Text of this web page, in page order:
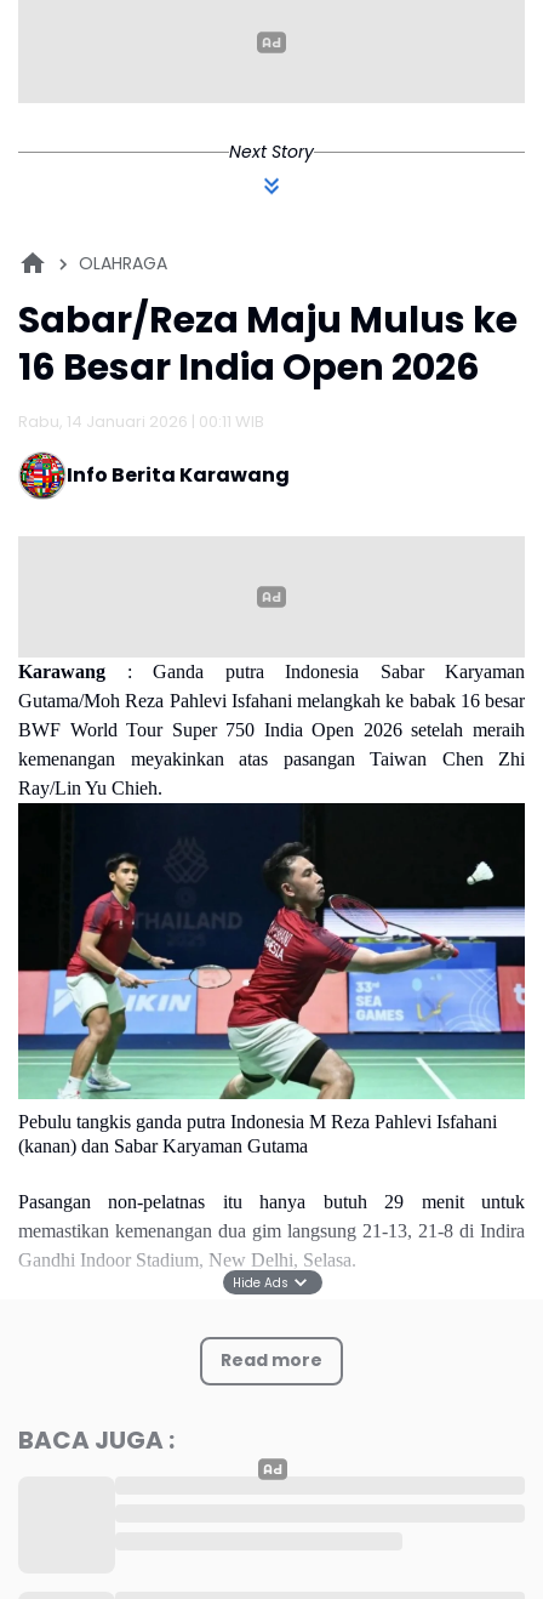
Next Story
OLAHRAGA
Sabar/Reza Maju Mulus ke
16 Besar India Open 2026
Rabu, 14 Januari 2026 | 00:11 WIB
Info Berita Karawang
Read more
Karawang : Ganda putra Indonesia Sabar Karyaman
Gutama/Moh Reza Pahlevi Isfahani melangkah ke babak 16 besar
BWF World Tour Super 750 India Open 2026 setelah meraih
kemenangan meyakinkan atas pasangan Taiwan Chen Zhi
Ray/Lin Yu Chieh.
Pebulu tangkis ganda putra Indonesia M Reza Pahlevi Isfahani
(kanan) dan Sabar Karyaman Gutama
Pasangan non-pelatnas itu hanya butuh 29 menit untuk
memastikan kemenangan dua gim langsung 21-13, 21-8 di Indira
Gandhi Indoor Stadium, New Delhi, Selasa.
berjalan ketat hingga interval gim pertama, mereka mampu
meningkatkan tempo permainan dan menjauh dengan torehan
BACA JUGA :
Hide Ads